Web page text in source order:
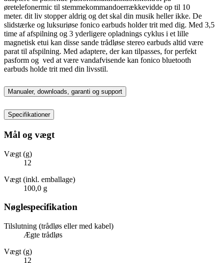
øretelefonermic til stemmekommandoerrækkevidde op til 10
meter. dit liv stopper aldrig og det skal din musik heller ikke. De
slidstærke og luksuriøse fonico earbuds holder trit med dig. Med 3,5
time af afspilning og 3 yderligere opladnings cyklus i et lille
magnetisk etui kan disse sande trådløse stereo earbuds altid være
parat til afspilning. Med adaptere, der kan tilpasses, for perfekt
pasform og ved at være vandafvisende kan fonico bluetooth
earbuds holde trit med din livsstil.
Manualer, downloads, garanti og support
Specifikationer
Mål og vægt
Vægt (g)
12
Vægt (inkl. emballage)
100,0 g
Nøglespecifikation
Tilslutning (trådløs eller med kabel)
Ægte trådløs
Vægt (g)
12